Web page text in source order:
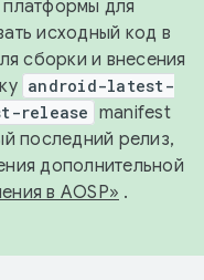
платформы для
исходный код в
сборки и внесения
android-latest-
release manifest
последний релиз,
дополнительной
в AOSP» .